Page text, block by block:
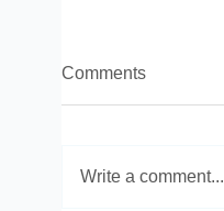
Comments
Write a comment...